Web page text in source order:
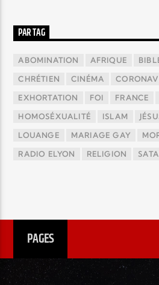
PAR TAG
ABOMINATION AFRIQUE
CHRÉTIEN CINÉMA
EXHORTATION FOI FRANCE
HOMOSÉXUALITÉ ISLAM
LOUANGE MARIAGE GAY
RADIO ELYON RELIGION
PAGES